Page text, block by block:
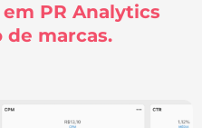
PR Analytics
marcas.